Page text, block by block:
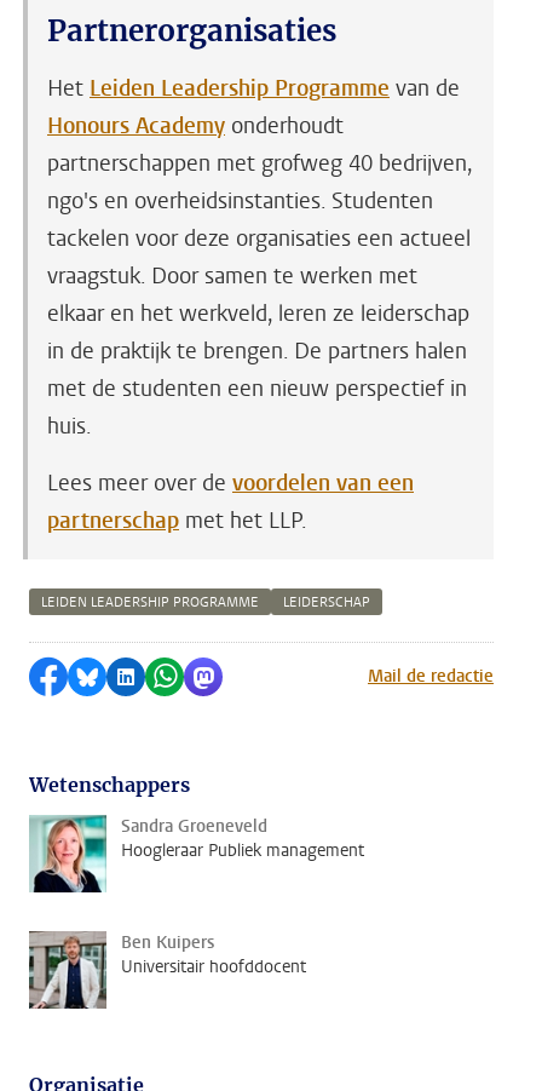
Partnerorganisaties
Het Leiden Leadership Programme van de
Honours Academy onderhoudt
partnerschappen met grofweg 40 bedrijven,
ngo's en overheidsinstanties. Studenten
tackelen voor deze organisaties een actueel
vraagstuk. Door samen te werken met
elkaar en het werkveld, leren ze leiderschap
in de praktijk te brengen. De partners halen
met de studenten een nieuw perspectief in
huis.
Lees meer over de voordelen van een
partnerschap met het LLP.
LEIDEN LEADERSHIP PROGRAMME LEIDERSCHAP
Delen op Facebook
Delen via Bluesky
Delen op LinkedIn
Delen via WhatsApp
Delen via MastodonMail de redactie
Wetenschappers
Sandra Groeneveld
Hoogleraar Publiek management
Ben Kuipers
Universitair hoofddocent
Organisatie